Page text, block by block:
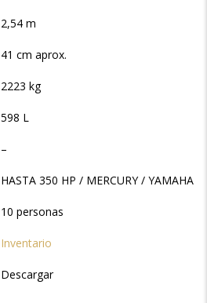
2,54 m
41 cm aprox.
2223 kg
598 L
–
HASTA 350 HP / MERCURY / YAMAHA
10 personas
Inventario
Descargar